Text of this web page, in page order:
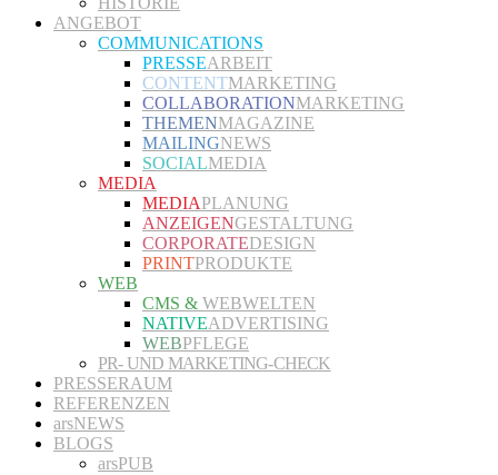
ANGEBOT
COMMUNICATIONS
PRESSEARBEIT
CONTENTMARKETING
COLLABORATIONMARKETING
THEMENMAGAZINE
MAILINGNEWS
SOCIALMEDIA
MEDIA
MEDIAPLANUNG
ANZEIGENGESTALTUNG
CORPORATEDESIGN
PRINTPRODUKTE
WEB
CMS & WEBWELTEN
NATIVEADVERTISING
WEBPFLEGE
PR- UND MARKETING-CHECK
PRESSERAUM
REFERENZEN
arsNEWS
BLOGS
arsPUB